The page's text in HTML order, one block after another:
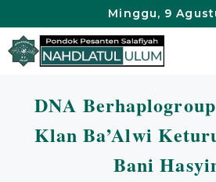
ke
isi
Minggu, 9
DNA
Klan Ba’Alwi
Bani